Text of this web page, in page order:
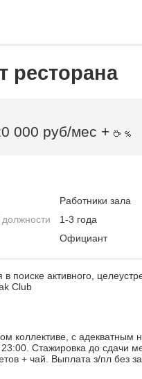
ресторана
000 руб/мес +
Работники зала
1-3 года
Официант
поиске активного,
Club
коллективе, с адекватным
Стажировка до сдачи
+ чай. Выплата з/пл без